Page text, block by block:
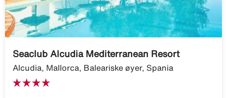
Seaclub Alcudia Mediterranean Resort
Alcudia, Mallorca, Baleariske øyer, Spania